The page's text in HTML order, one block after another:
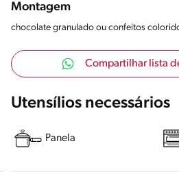
Montagem
chocolate granulado ou confeitos
Compartilhar lista
Utensílios necessários
Panela